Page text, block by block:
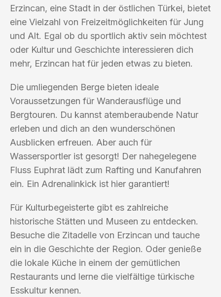
Erzincan, eine Stadt in der östlichen Türkei, bietet
eine Vielzahl von Freizeitmöglichkeiten für Jung
und Alt. Egal ob du sportlich aktiv sein möchtest
oder Kultur und Geschichte interessieren dich
mehr, Erzincan hat für jeden etwas zu bieten.
Die umliegenden Berge bieten ideale
Voraussetzungen für Wanderausflüge und
Bergtouren. Du kannst atemberaubende Natur
erleben und dich an den wunderschönen
Ausblicken erfreuen. Aber auch für
Wassersportler ist gesorgt! Der nahegelegene
Fluss Euphrat lädt zum Rafting und Kanufahren
ein. Ein Adrenalinkick ist hier garantiert!
Für Kulturbegeisterte gibt es zahlreiche
historische Stätten und Museen zu entdecken.
Besuche die Zitadelle von Erzincan und tauche
ein in die Geschichte der Region. Oder genieße
die lokale Küche in einem der gemütlichen
Restaurants und lerne die vielfältige türkische
Esskultur kennen.